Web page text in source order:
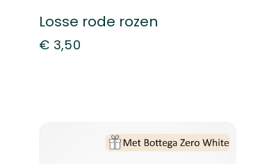
Losse rode rozen
€ 3,50